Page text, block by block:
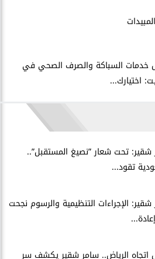
خدمات السباكة والصرف الصحي في
اختيارك...
شقير: تحت شعار ”نصيغ المستقبل”..
تقود...
الإجراءات التنظيمية والرسوم نجحت
الرياض.. سامر شقير يكشف سر